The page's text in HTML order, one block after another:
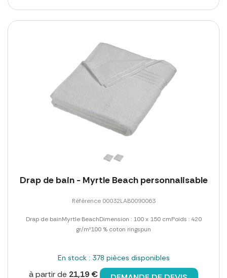
Drap de bain - Myrtle Beach personnalisable
Référence 00032LAB0090063
Drap de bainMyrtle BeachDimension : 100 x 150 cmPoids : 420
gr/m²100 % coton ringspun
En stock : 378 pièces disponibles
à partir de 21,19 €